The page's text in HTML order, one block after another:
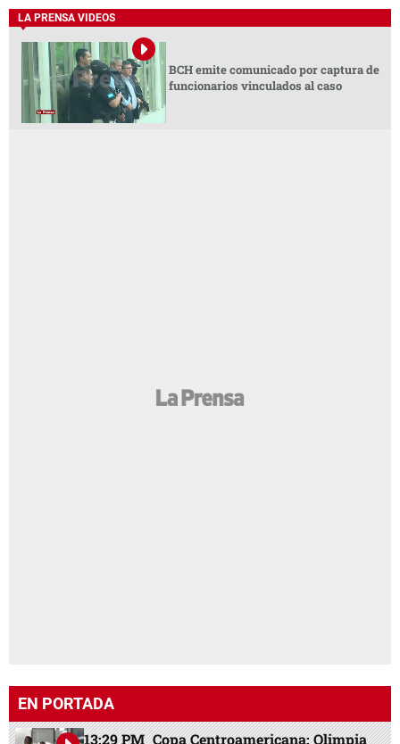
LA PRENSA VIDEOS
BCH emite comunicado por captura de
funcionarios vinculados al caso
EN PORTADA
13:29 PM Copa Centroamericana: Olimpia